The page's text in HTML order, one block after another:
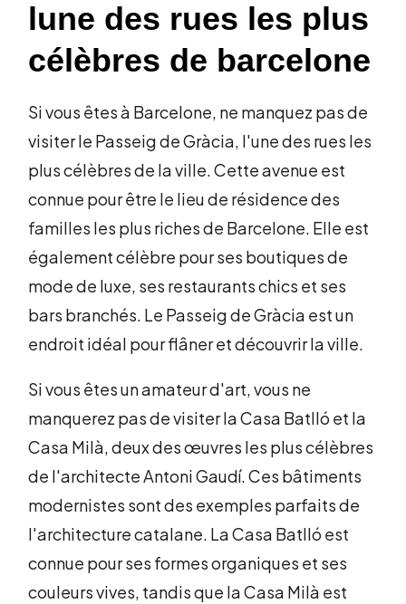
lune des rues les plus
célèbres de barcelone
Si vous êtes à Barcelone, ne manquez pas de
visiter le Passeig de Gràcia, l'une des rues les
plus célèbres de la ville. Cette avenue est
connue pour être le lieu de résidence des
familles les plus riches de Barcelone. Elle est
également célèbre pour ses boutiques de
mode de luxe, ses restaurants chics et ses
bars branchés. Le Passeig de Gràcia est un
endroit idéal pour flâner et découvrir la ville.
Si vous êtes un amateur d'art, vous ne
manquerez pas de visiter la Casa Batlló et la
Casa Milà, deux des œuvres les plus célèbres
de l'architecte Antoni Gaudí. Ces bâtiments
modernistes sont des exemples parfaits de
l'architecture catalane. La Casa Batlló est
connue pour ses formes organiques et ses
couleurs vives, tandis que la Casa Milà est